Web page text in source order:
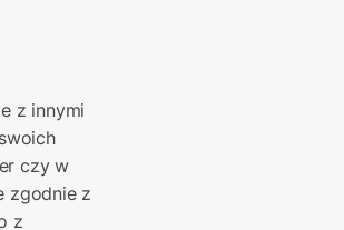
z innymi
czy w
zgodnie z
z